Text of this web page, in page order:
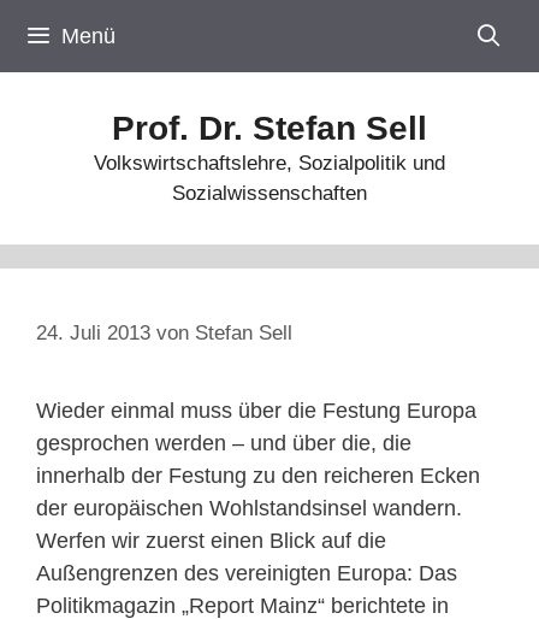
Inhalt
springen
Menü
Prof. Dr. Stefan Sell
Volkswirtschaftslehre, Sozialpolitik und
Sozialwissenschaften
24. Juli 2013 von Stefan Sell
Wieder einmal muss über die Festung Europa
gesprochen werden – und über die, die
innerhalb der Festung zu den reicheren Ecken
der europäischen Wohlstandsinsel wandern.
Werfen wir zuerst einen Blick auf die
Außengrenzen des vereinigten Europa: Das
Politikmagazin „Report Mainz“ berichtete in